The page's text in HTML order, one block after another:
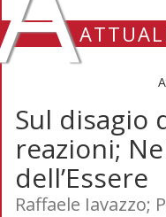
Sul disagio
reazioni;
dell’Essere
Raffaele Iavazzo;